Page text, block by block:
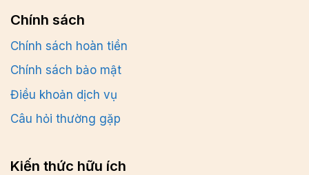
Chính sách
Chính sách hoàn tiền
Chính sách bảo mật
Điều khoản dịch vụ
Câu hỏi thường gặp
Kiến thức hữu ích